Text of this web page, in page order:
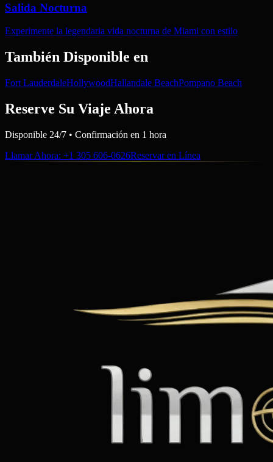
Salida Nocturna
Experimente la legendaria vida nocturna de Miami con estilo
También Disponible en
Fort LauderdaleHollywoodHallandale BeachPompano Beach
Reserve Su Viaje Ahora
Disponible 24/7 • Confirmación en 1 hora
Llamar Ahora: +1 305 606-0626Reservar en Línea